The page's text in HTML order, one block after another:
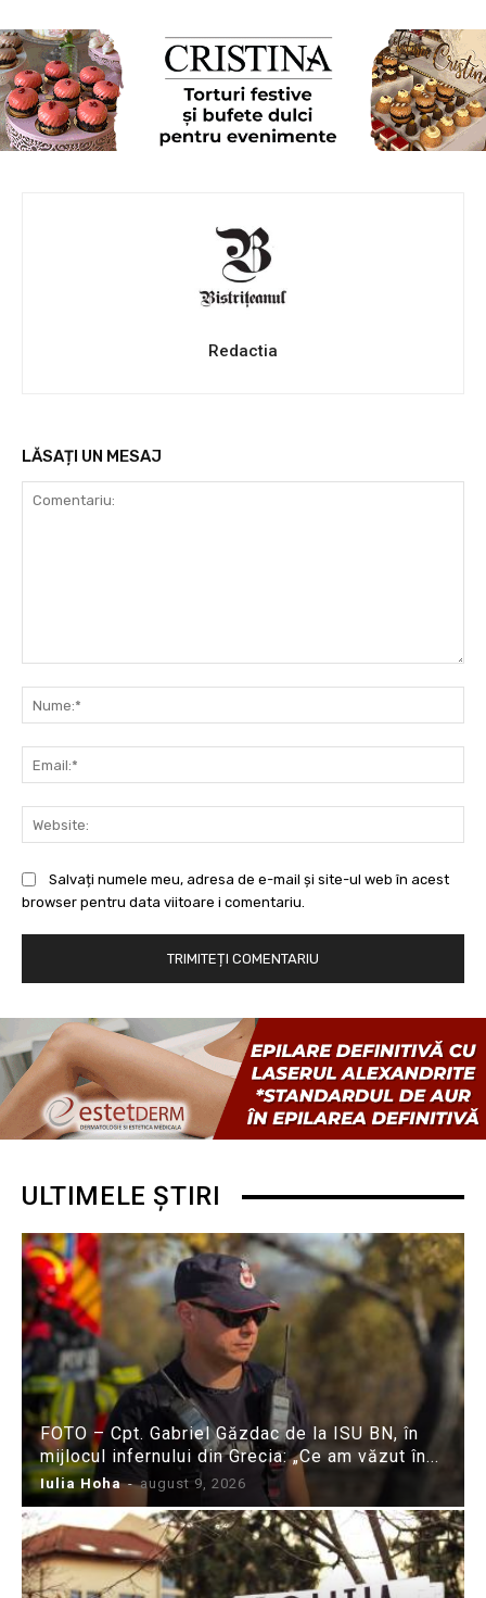
Redactia
LĂSAȚI UN MESAJ
Salvați numele meu, adresa de e-mail și site-ul web în acest
browser pentru data viitoare i comentariu.
ULTIMELE ȘTIRI
FOTO – Cpt. Gabriel Găzdac de la ISU BN, în
mijlocul infernului din Grecia: „Ce am văzut în...
Iulia Hoha - august 9, 2026